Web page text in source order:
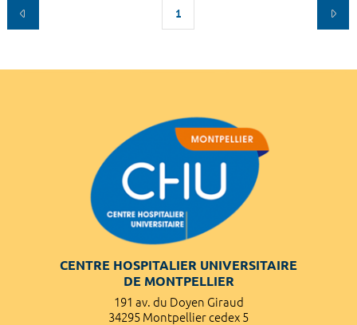
1
CENTRE HOSPITALIER UNIVERSITAIRE
DE MONTPELLIER
191 av. du Doyen Giraud
34295 Montpellier cedex 5